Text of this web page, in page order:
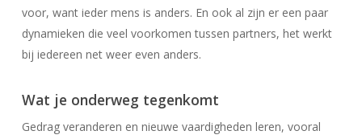
voor, want ieder mens is anders. En ook al zijn er een paar
dynamieken die veel voorkomen tussen partners, het werkt
bij iedereen net weer even anders.
Wat je onderweg tegenkomt
Gedrag veranderen en nieuwe vaardigheden leren, vooral